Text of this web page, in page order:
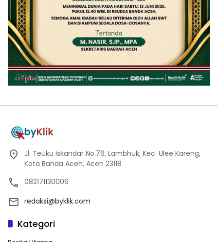
Jl. Teuku Iskandar No.76, Lambhuk, Kec. Ulee Kareng,
Kota Banda Aceh, Aceh 23118
082171130006
redaksi@byklik.com
Kategori